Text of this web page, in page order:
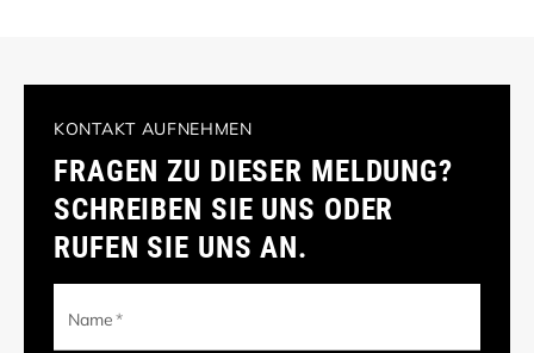
KONTAKT AUFNEHMEN
FRAGEN ZU DIESER MELDUNG?
SCHREIBEN SIE UNS ODER
RUFEN SIE UNS AN.
Name*